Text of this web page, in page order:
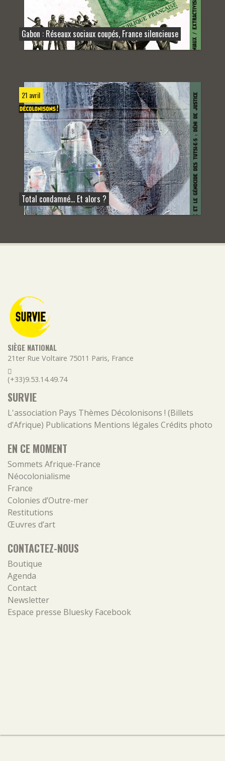
Gabon : Réseaux sociaux coupés, France silencieuse
21 avril
Total condamné… Et alors ?
SIÈGE NATIONAL
21ter Rue Voltaire 75011 Paris, France
(+33)9.53.14.49.74
SURVIE
L'association Pays Thèmes Décolonisons ! (Billets
d’Afrique) Publications Mentions légales Crédits photo
EN CE MOMENT
Sommets Afrique-France
Néocolonialisme
France
Colonies d’Outre-mer
Restitutions
Œuvres d’art
CONTACTEZ-NOUS
Boutique
Agenda
Contact
Newsletter
Espace presse Bluesky Facebook